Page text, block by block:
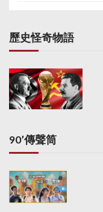
歷史怪奇物語
90’傳聲筒